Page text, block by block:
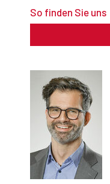
So finden Sie uns